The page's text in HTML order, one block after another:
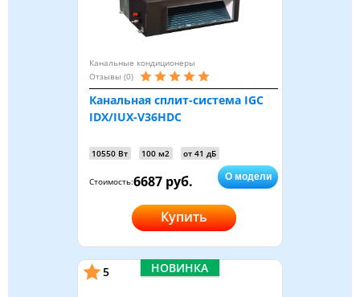
Канальные кондиционеры
Отзывы (0)
Канальная сплит-система IGC
IDX/IUX-V36HDC
10550 Вт 100 м2 от 41 дБ
Стоимость:6687 руб. О модели
Купить
5 НОВИНКА